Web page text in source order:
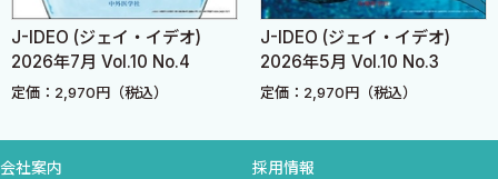
確定/ 疑い患者を入院加療する場合
濃厚接触者への対応
ワクチンと免疫
院内感染を防ぐために
文献
J-IDEO (ジェイ・イデオ)
2026年7月 Vol.10 No.4
定価：2,970円（税込）
J-IDEO (ジェイ・イデオ)
2026年5月 Vol.10 No.3
定価：2,970円（税込）
会社案内 採用情報